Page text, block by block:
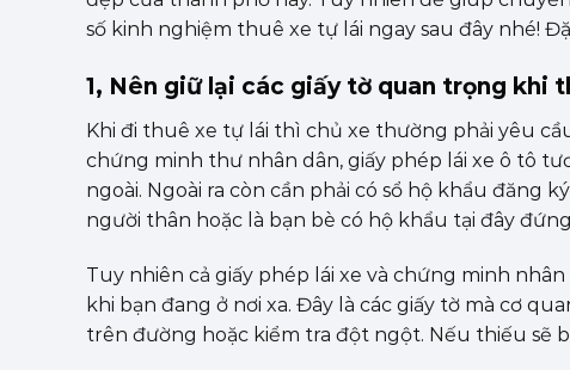
số kinh nghiệm thuê xe tự lái ngay sau đây nhé!
1, Nên giữ lại các giấy tờ quan trọng khi
Khi đi thuê xe tự lái thì chủ xe thường phải yêu
chứng minh thư nhân dân, giấy phép lái xe ô tô
ngoài. Ngoài ra còn cần phải có sổ hộ khẩu đăng
người thân hoặc là bạn bè có hộ khẩu tại đây
Tuy nhiên cả giấy phép lái xe và chứng minh
khi bạn đang ở nơi xa. Đây là các giấy tờ mà cơ
trên đường hoặc kiểm tra đột ngột. Nếu thiếu sẽ